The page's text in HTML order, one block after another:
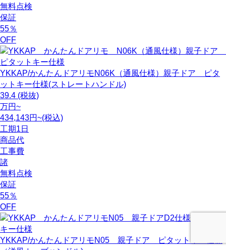
無料点検
保証
55％
OFF
YKKAP/かんたんドアリモN06K（通風仕様）親子ドア ピタ
ットキー仕様(ストレートハンドル)
39.4 (税抜)
万円~
434,143円~(税込)
工期1日
商品代
工事費
諸
無料点検
保証
55％
OFF
YKKAP/かんたんドアリモN05 親子ドア ピタットキー仕様